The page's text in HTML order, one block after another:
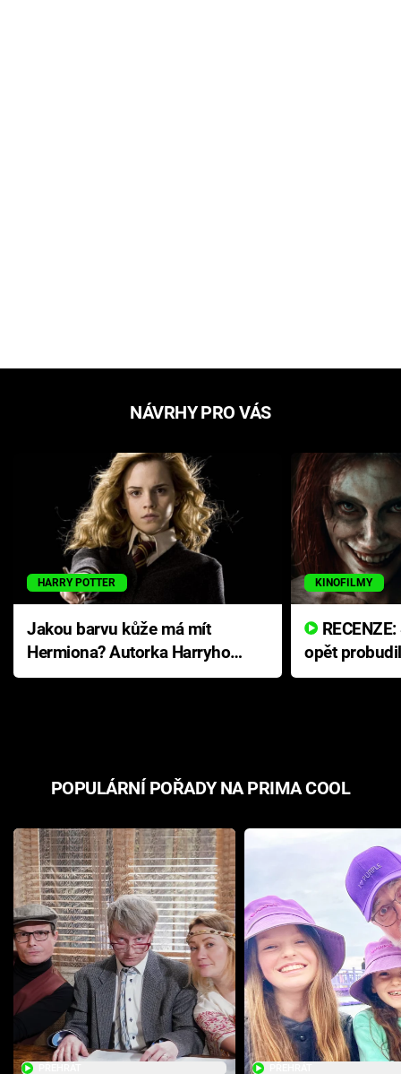
NÁVRHY PRO VÁS
HARRY POTTER
Jakou barvu kůže má mít
Hermiona? Autorka Harryho
Pottera přišla s ráznou
KINOFILMY
opět
přichází s
POPULÁRNÍ POŘADY NA PRIMA COOL